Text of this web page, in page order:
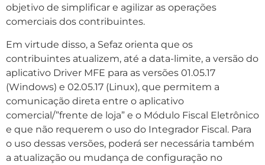
objetivo de simplificar e agilizar as operações
comerciais dos contribuintes.
Em virtude disso, a Sefaz orienta que os
contribuintes atualizem, até a data-limite, a versão do
aplicativo Driver MFE para as versões 01.05.17
(Windows) e 02.05.17 (Linux), que permitem a
comunicação direta entre o aplicativo
comercial/”frente de loja” e o Módulo Fiscal Eletrônico
e que não requerem o uso do Integrador Fiscal. Para
o uso dessas versões, poderá ser necessária também
a atualização ou mudança de configuração no